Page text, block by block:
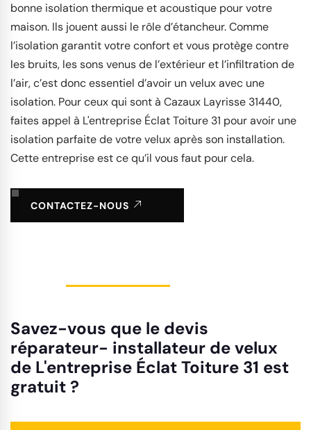
bonne isolation thermique et acoustique pour votre
maison. Ils jouent aussi le rôle d’étancheur. Comme
l’isolation garantit votre confort et vous protège contre
les bruits, les sons venus de l’extérieur et l’infiltration de
l’air, c’est donc essentiel d’avoir un velux avec une
isolation. Pour ceux qui sont à Cazaux Layrisse 31440,
faites appel à L'entreprise Éclat Toiture 31 pour avoir une
isolation parfaite de votre velux après son installation.
Cette entreprise est ce qu’il vous faut pour cela.
CONTACTEZ-NOUS
Savez-vous que le devis
réparateur- installateur de velux
de L'entreprise Éclat Toiture 31 est
gratuit ?